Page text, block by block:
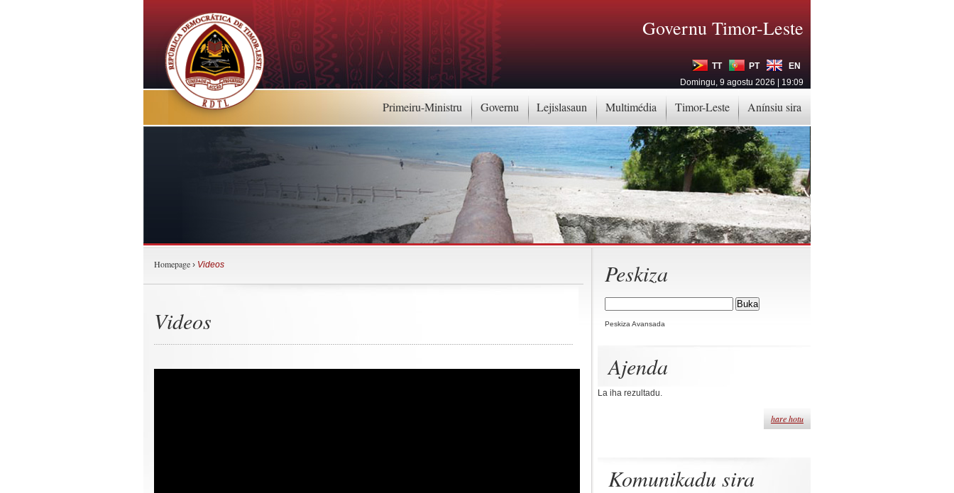
Primeiru-Ministru Governu Lejislasaun Multimédia Timor-Leste Anínsiu sira
Governu Timor-Leste
TT PT
EN
Domingu, 9 agostu 2026 | 19:09
Peskiza
Peskiza Avansada
Ajenda
La iha rezultadu.
hare hotu
Komunikadu sira
Homepage › Videos
Videos